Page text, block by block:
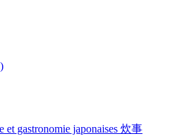
et gastronomie japonaises 炊事